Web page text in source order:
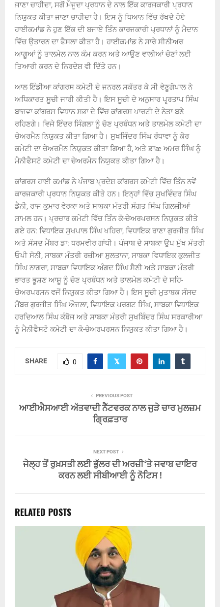
ਜਾਣਾ ਚਾਹੀਦਾ, ਸਗੋਂ ਮੌਜੂਦਾ ਪ੍ਰਧਾਨ ਦੇ ਨਾਲ ਇੱਕ ਕਾਰਜਕਾਰੀ ਪ੍ਰਧਾਨ
ਨਿਯੁਕਤ ਕੀਤਾ ਜਾਣਾ ਚਾਹੀਦਾ ਹੈ। ਇਸ ਨੂੰ ਧਿਆਨ ਵਿੱਚ ਰੱਖਦੇ ਹੋਏ
ਹਾਈਕਮਾਂਡ ਨੇ ਹੁਣ ਇੱਕ ਦੀ ਬਜਾਏ ਤਿੰਨ ਕਾਰਜਕਾਰੀ ਪ੍ਰਧਾਨਾਂ ਨੂੰ ਮੈਦਾਨ
ਵਿੱਚ ਉਤਾਰਨ ਦਾ ਫੈਸਲਾ ਕੀਤਾ ਹੈ। ਹਾਈਕਮਾਂਡ ਨੇ ਸਾਰੇ ਸੀਨੀਅਰ
ਆਗੂਆਂ ਨੂੰ ਤਾਲਮੇਲ ਨਾਲ ਕੰਮ ਕਰਨ ਅਤੇ ਆਉਣ ਵਾਲੀਆਂ ਚੋਣਾਂ ਲਈ
ਤਿਆਰੀ ਕਰਨ ਦੇ ਨਿਰਦੇਸ਼ ਵੀ ਦਿੱਤੇ ਹਨ।
ਆਲ ਇੰਡੀਆ ਕਾਂਗਰਸ ਕਮੇਟੀ ਦੇ ਜਨਰਲ ਸਕੱਤਰ ਕੇ ਸੀ ਵੇਣੂਗੋਪਾਲ ਨੇ
ਅਧਿਕਾਰਤ ਸੂਚੀ ਜਾਰੀ ਕੀਤੀ ਹੈ। ਇਸ ਸੂਚੀ ਦੇ ਅਨੁਸਾਰ ਪ੍ਰ੍ਰਤਾਪ ਸਿੰਘ
ਬਾਜਵਾ ਕਾਂਗਰਸ ਵਿਧਾਨ ਸਭਾ ਦੇ ਵਿੱਚ ਕਾਂਗਰਸ ਪਾਰਟੀ ਦੇ ਨੇਤਾ ਬਣੇ
ਰਹਿਣਗੇ। ਵਿਜੇ ਇੰਦਰ ਸਿੰਗਲਾ ਨੂੰ ਚੋਣ ਪ੍ਰਬੰਧਨ ਅਤੇ ਤਾਲਮੇਲ ਕਮੇਟੀ ਦਾ
ਚੇਅਰਮੈਨ ਨਿਯੁਕਤ ਕੀਤਾ ਗਿਆ ਹੈ। ਸੁਖਜਿੰਦਰ ਸਿੰਘ ਰੰਧਾਵਾ ਨੂੰ ਕੋਰ
ਕਮੇਟੀ ਦਾ ਚੇਅਰਮੈਨ ਨਿਯੁਕਤ ਕੀਤਾ ਗਿਆ ਹੈ, ਅਤੇ ਡਾæ ਅਮਰ ਸਿੰਘ ਨੂੰ
ਮੈਨੀਫੈਸਟੋ ਕਮੇਟੀ ਦਾ ਚੇਅਰਮੈਨ ਨਿਯੁਕਤ ਕੀਤਾ ਗਿਆ ਹੈ।
ਕਾਂਗਰਸ ਹਾਈ ਕਮਾਂਡ ਨੇ ਪੰਜਾਬ ਪ੍ਰਦੇਸ਼ ਕਾਂਗਰਸ ਕਮੇਟੀ ਵਿੱਚ ਤਿੰਨ ਨਵੇਂ
ਕਾਰਜਕਾਰੀ ਪ੍ਰਧਾਨ ਨਿਯੁਕਤ ਕੀਤੇ ਹਨ। ਇਨ੍ਹਾਂ ਵਿੱਚ ਸੁਖਵਿੰਦਰ ਸਿੰਘ
ਡੈਨੀ, ਰਾਜ ਕੁਮਾਰ ਵੇਰਕਾ ਅਤੇ ਸਾਬਕਾ ਮੰਤਰੀ ਸੰਗਤ ਸਿੰਘ ਗਿਲਜ਼ੀਆਂ
ਸ਼ਾਮਲ ਹਨ। ਪ੍ਰਚਾਰ ਕਮੇਟੀ ਵਿੱਚ ਤਿੰਨ ਕੋ-ਚੇਅਰਪਰਸਨ ਨਿਯੁਕਤ ਕੀਤੇ
ਗਏ ਹਨ: ਵਿਧਾਇਕ ਸੁਖਪਾਲ ਸਿੰਘ ਖਹਿਰਾ, ਵਿਧਾਇਕ ਰਾਣਾ ਗੁਰਜੀਤ ਸਿੰਘ
ਅਤੇ ਸੰਸਦ ਮੈਂਬਰ ਡਾ: ਧਰਮਵੀਰ ਗਾਂਧੀ। ਪੰਜਾਬ ਦੇ ਸਾਬਕਾ ਉਪ ਮੁੱਖ ਮੰਤਰੀ
ਓਪੀ ਸੋਨੀ, ਸਾਬਕਾ ਮੰਤਰੀ ਰਜ਼ੀਆ ਸੁਲਤਾਨਾ, ਸਾਬਕਾ ਵਿਧਾਇਕ ਕੁਲਜੀਤ
ਸਿੰਘ ਨਾਗਰਾ, ਸਾਬਕਾ ਵਿਧਾਇਕ ਅੰਗਦ ਸਿੰਘ ਸੈਣੀ ਅਤੇ ਸਾਬਕਾ ਮੰਤਰੀ
ਭਾਰਤ ਭੂਸ਼ਣ ਆਸ਼ੂ ਨੂੰ ਚੋਣ ਪ੍ਰਬੰਧਨ ਅਤੇ ਤਾਲਮੇਲ ਕਮੇਟੀ ਦੇ ਸਹਿ-
ਚੇਅਰਪਰਸਨ ਵਜੋਂ ਨਿਯੁਕਤ ਕੀਤਾ ਗਿਆ ਹੈ। ਇਸ ਸੂਚੀ ਮੁਤਾਬਕ ਸੰਸਦ
ਮੈਂਬਰ ਗੁਰਜੀਤ ਸਿੰਘ ਔਜਲਾ, ਵਿਧਾਇਕ ਪਰਗਟ ਸਿੰਘ, ਸਾਬਕਾ ਵਿਧਾਇਕ
ਹਰਦਿਆਲ ਸਿੰਘ ਕੰਬੋਜ ਅਤੇ ਸਾਬਕਾ ਮੰਤਰੀ ਸੁਖਬਿੰਦਰ ਸਿੰਘ ਸਰਕਾਰੀਆ
ਨੂੰ ਮੈਨੀਫੈਸਟੋ ਕਮੇਟੀ ਦਾ ਕੋ-ਚੇਅਰਪਰਸਨ ਨਿਯੁਕਤ ਕੀਤਾ ਗਿਆ ਹੈ।
SHARE 0
PREVIOUS POST
ਆਈਐਸਆਈ ਅੱਤਵਾਦੀ ਨੈੱਟਵਰਕ ਨਾਲ ਜੁੜੇ ਚਾਰ ਮੁਲਜ਼ਮ
ਗ੍ਰਿਫ਼ਤਾਰ
NEXT POST
ਜੇਲ੍ਹ ਤੋਂ ਰੁਖ਼ਸਤੀ ਲਈ ਭੁੱਲਰ ਦੀ ਅਰਜ਼ੀ ‘ਤੇ ਜਵਾਬ ਦਾਇਰ
ਕਰਨ ਲਈ ਸੀਬੀਆਈ ਨੂੰ ਨੋਟਿਸ !
RELATED POSTS